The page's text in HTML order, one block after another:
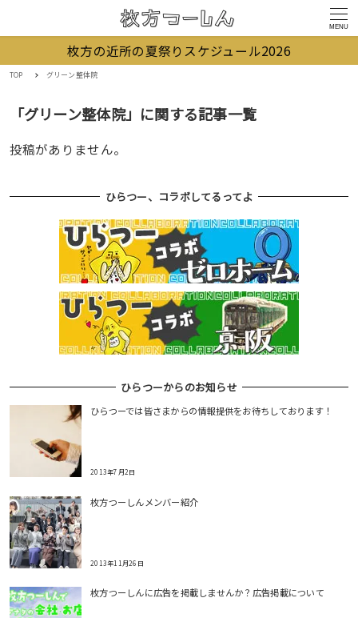
MENU
枚方の近所の夏祭りスケジュール2026
TOP グリーン整体院
「グリーン整体院」に関する記事一覧
投稿がありません。
ひらつー、コラボしてるってよ
ひらつーからのお知らせ
ひらつーでは皆さまからの情報提供をお待ちしております！
2013年7月2日
枚方つーしんメンバー紹介
2013年11月26日
枚方つーしんに広告を掲載しませんか？広告掲載について